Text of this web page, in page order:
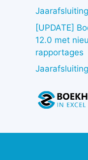
[UPDATE]
12.0 met
rapportages